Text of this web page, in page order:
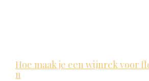
Hoe maak je een wijnrek voor
n